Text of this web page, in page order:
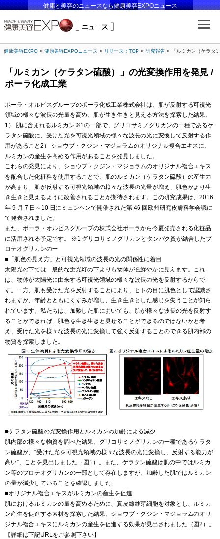
健康と美容のニュースなら健康美容EXPOニュース
健康美容EXPO 健康美容EXPOニュース リリース：TOP 研究報告 「ルミカン（ケラタ
「ルミカン（ケラタン硫酸）」の光変換作用を発見 /
ポーラ化成工業
ポーラ・オルビスグループのポーラ化成工業株式会社は、肌が反射する可視光
領域の様々な波長の光量を高め、肌が生き生きと見える方法を探索した結果、
1） 肌に含まれるルミカン※1の一部で、グリコサミノグリカンの一種であるケ
ラタン硫酸に、受けた光を可視光領域の様々な波長の光に変換して反射する作
用があること2） ショウブ・クジン・マジョラムのオリジナル複合エキスに、
ルミカンの産生を高める作用があることを発見しました。
これらの発見により、ショウブ・クジン・マジョラムのオリジナル複合エキス
を配合した化粧料を使用することで、肌のルミカン（ケラタン硫酸）の産生力
が高まり、肌が反射する可視光領域の様々な波長の光量が増え、肌色がより生
き生きと見えるように改善されることが期待されます。この研究成果は、2016
年 9 月 7 日～10 日にミュンヘンで開催された第 46 回欧州研究皮膚科学会議に
て発表されました。
また、ポーラ・オルビスグループの株式会社ポーラから今夏発売される化粧品
に活用される予定です。 ※1 グリコサミノグリカンとタンパク質が結合したプ
ロテオグリカンの一
■「肌色の見え方」と可視光領域の波長の光の関係性に着目
太陽光の下では一般的な蛍光灯の下よりも物体が色鮮やかに見えます。これ
は、物体が太陽光に由来する可視光領域の様々な波長の光を反射するからで
す。一方、肌も受けた光を反射することにより、ヒトの目に肌色として認識さ
れますが、年齢とともにくすみが増し、生き生きとした感じを失うことが知ら
れています。私たちは、加齢した肌においても、肌が様々な波長の光を反射す
ることができれば、肌色を生き生きと見せることができるのではないかと考
え、受けた光を様々な波長の光に変換して強く反射することのできる肌内部の
物質を探索しました。
■ケラタン硫酸の光変換作用とルミカンの加齢による減少
肌内部の様々な物質を調べた結果、グリコサミノグリカンの一種であるケラタ
ン硫酸が、“受けた光を可視光領域の様々な波長の光に変換し、反射する能力が
高い”、ことを見出しました（図1）。また、ケラタン硫酸は肌の中ではルミカ
ン等のプロテオグリカンの一部として存在しますが、加齢した肌ではルミカン
の量が減少していることを確認しました。
■オリジナル複合エキスがルミカンの産生を促進
肌におけるルミカンの量を高めるために、真皮線維芽細胞を対象とし、ルミカ
ン産生を促進する素材を探索した結果、ショウブ・クジン・マジョラムのオリ
ジナル複合エキスにルミカンの産生を促進する効果が見出されました（図2）。
【詳細は下記URLをご参照下さい】